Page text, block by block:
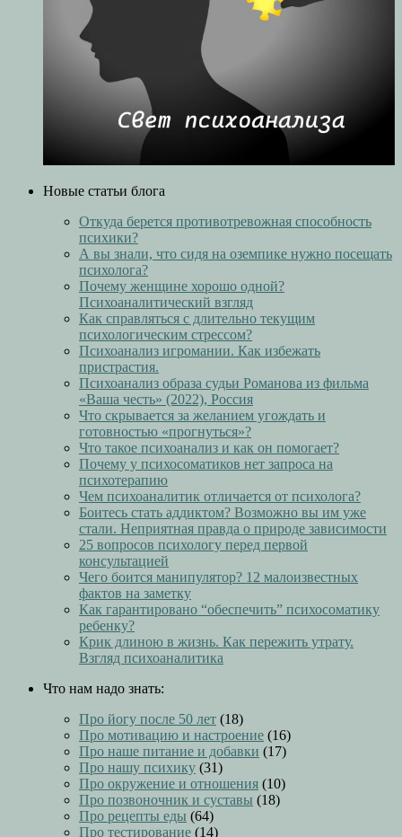
Новые статьи блога
Откуда берется противотревожная способность
психики?
А вы знали, что сидя на оземпике нужно посещать
психолога?
Почему женщине хорошо одной?
Психоаналитический взгляд
Как справляться с длительно текущим
психологическим стрессом?
Психоанализ игромании. Как избежать
пристрастия.
Психоанализ образа судьи Романова из фильма
«Ваша честь» (2022), Россия
Что скрывается за желанием угождать и
готовностью «прогнуться»?
Что такое психоанализ и как он помогает?
Почему у психосоматиков нет запроса на
психотерапию
Чем психоаналитик отличается от психолога?
Боитесь стать аддиктом? Возможно вы им уже
стали. Неприятная правда о природе зависимости
25 вопросов психологу перед первой
консультацией
Чего боится манипулятор? 12 малоизвестных
фактов на заметку
Как гарантировано “обеспечить” психосоматику
ребенку?
Крик длиною в жизнь. Как пережить утрату.
Взгляд психоаналитика
Что нам надо знать:
Про йогу после 50 лет (18)
Про мотивацию и настроение (16)
Про наше питание и добавки (17)
Про нашу психику (31)
Про окружение и отношения (10)
Про позвоночник и суставы (18)
Про рецепты еды (64)
Про тестирование (14)